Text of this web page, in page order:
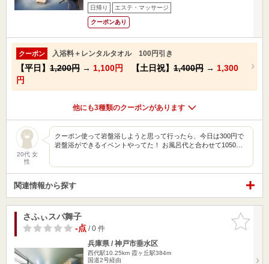
日帰り エステ・マッサージ
クーポンあり
クーポン 入浴料＋レンタルタオル 100円引き
【平日】 1,200円 → 1,100円 【土日祝】 1,400円 → 1,300
円
他にも3種類のクーポンがあります
20代 女
性
クーポン使って岩盤浴しようと思って行ったら、今日は300円で
岩盤浴ができるイベントやってた！ お風呂代と合わせて1050…
関連情報から探す
お気に入
りに追加
さふぃスパ舞子
-点/ 0 件
兵庫県 / 神戸市垂水区
西代駅10.25km 霞ヶ丘駅384m
国道2号経由